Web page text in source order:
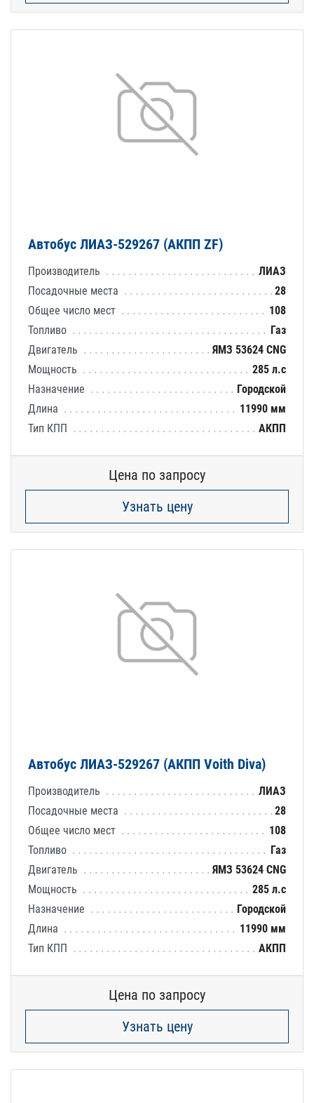
Автобус ЛИАЗ-529267 (АКПП ZF)
Производитель
ЛИАЗ
Посадочные места
28
Общее число мест
108
Топливо
Газ
Двигатель
ЯМЗ 53624 CNG
Мощность
285 л.с
Назначение
Городской
Длина
11990 мм
Тип КПП
АКПП
Цена по запросу
Узнать цену
Автобус ЛИАЗ-529267 (АКПП Voith Diva)
Производитель
ЛИАЗ
Посадочные места
28
Общее число мест
108
Топливо
Газ
Двигатель
ЯМЗ 53624 CNG
Мощность
285 л.с
Назначение
Городской
Длина
11990 мм
Тип КПП
АКПП
Цена по запросу
Узнать цену